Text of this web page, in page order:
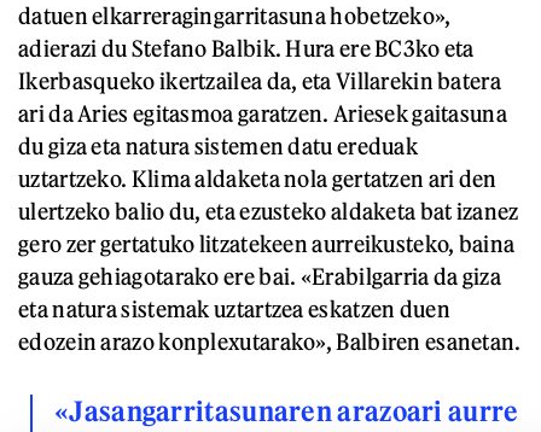
datuen elkarreragingarritasuna hobetzeko»,
adierazi du Stefano Balbik. Hura ere BC3ko eta
Ikerbasqueko ikertzailea da, eta Villarekin batera
ari da Aries egitasmoa garatzen. Ariesek gaitasuna
du giza eta natura sistemen datu ereduak
uztartzeko. Klima aldaketa nola gertatzen ari den
ulertzeko balio du, eta ezusteko aldaketa bat izanez
gero zer gertatuko litzatekeen aurreikusteko, baina
gauza gehiagotarako ere bai. «Erabilgarria da giza
eta natura sistemak uztartzea eskatzen duen
edozein arazo konplexutarako», Balbiren esanetan.
«Jasangarritasunaren arazoari aurre